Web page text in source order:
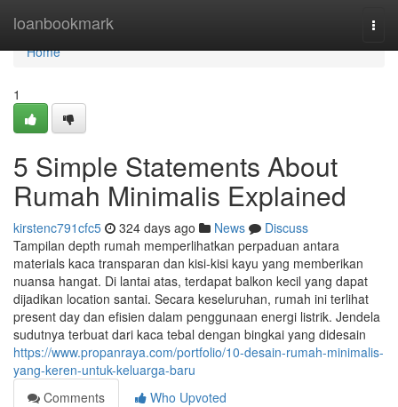
loanbookmark
Home
Home
1
5 Simple Statements About
Rumah Minimalis Explained
kirstenc791cfc5 324 days ago News
Discuss
Tampilan depth rumah memperlihatkan perpaduan antara
materials kaca transparan dan kisi-kisi kayu yang memberikan
nuansa hangat. Di lantai atas, terdapat balkon kecil yang dapat
dijadikan location santai. Secara keseluruhan, rumah ini terlihat
present day dan efisien dalam penggunaan energi listrik. Jendela
sudutnya terbuat dari kaca tebal dengan bingkai yang didesain
https://www.propanraya.com/portfolio/10-desain-rumah-minimalis-
yang-keren-untuk-keluarga-baru
Comments
Who Upvoted